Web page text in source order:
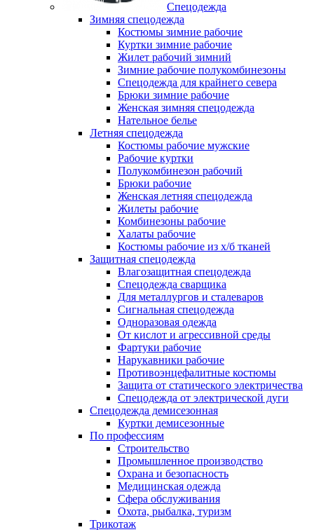
Спецодежда
Зимняя спецодежда
Костюмы зимние рабочие
Куртки зимние рабочие
Жилет рабочий зимний
Зимние рабочие полукомбинезоны
Спецодежда для крайнего севера
Брюки зимние рабочие
Женская зимняя спецодежда
Нательное белье
Летняя спецодежда
Костюмы рабочие мужские
Рабочие куртки
Полукомбинезон рабочий
Брюки рабочие
Женская летняя спецодежда
Жилеты рабочие
Комбинезоны рабочие
Халаты рабочие
Костюмы рабочие из х/б тканей
Защитная спецодежда
Влагозащитная спецодежда
Спецодежда сварщика
Для металлургов и сталеваров
Сигнальная спецодежда
Одноразовая одежда
От кислот и агрессивной среды
Фартуки рабочие
Нарукавники рабочие
Противоэнцефалитные костюмы
Защита от статического электричества
Спецодежда от электрической дуги
Спецодежда демисезонная
Куртки демисезонные
По профессиям
Строительство
Промышленное производство
Охрана и безопасность
Медицинская одежда
Сфера обслуживания
Охота, рыбалка, туризм
Трикотаж